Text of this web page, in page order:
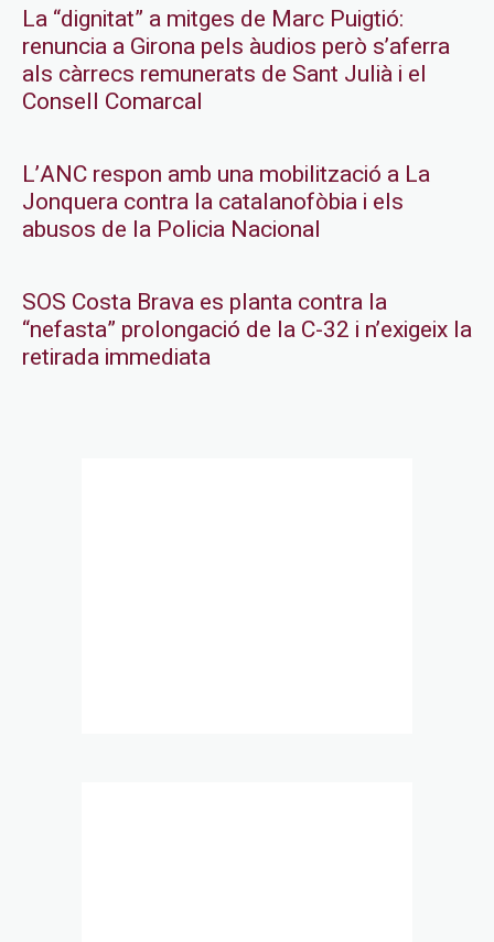
La “dignitat” a mitges de Marc Puigtió:
renuncia a Girona pels àudios però s’aferra
als càrrecs remunerats de Sant Julià i el
Consell Comarcal
L’ANC respon amb una mobilització a La
Jonquera contra la catalanofòbia i els
abusos de la Policia Nacional
SOS Costa Brava es planta contra la
“nefasta” prolongació de la C-32 i n’exigeix la
retirada immediata